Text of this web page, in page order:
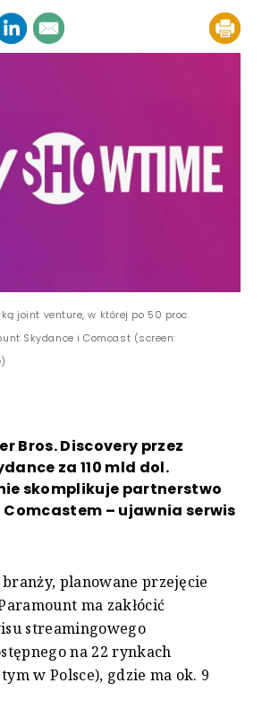
joint venture, w której po 50 proc.
Skydance i Comcast (screen:
Bros. Discovery przez
za 110 mld dol.
skomplikuje partnerstwo
Comcastem – ujawnia serwis
branży, planowane przejęcie
ma zakłócić
streamingowego
na 22 rynkach
w Polsce), gdzie ma ok. 9